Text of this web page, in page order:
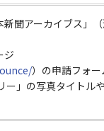
聞アーカイブス」
ジ
）の申請フォ
ー」の写真タイトル